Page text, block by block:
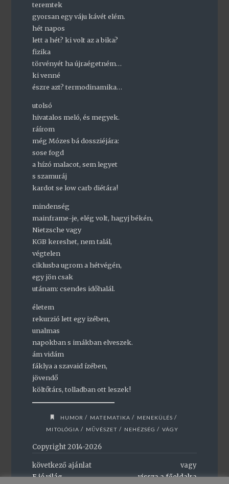
teremtek
gyorsan egy váju kávét elém.
hét napos
lett a hét? ki volt az a bika?
fizika
törvényét ha újraégetném…
ki venné
észre azt? termodinamika…
utolsó
hivatalos meló, és megyek.
ráírom
még Mózes bá dossziéjára:
sose fogd
a hízó malacot, sem legyet
s szamuráj
kardot se low carb diétára!
mindenség
mainframe-je, elég volt, hagyj békén,
Nietzsche vagy
KGB kereshet, nem talál,
végtelen
ciklusba ugrom a hétvégén,
egy jön csak
utánam: csendes időhalál.
életem
rekurzió lett egy izében,
unalmas
napokban s imákban elveszek.
ám vidám
fáklya a szavaid ízében,
jövendő
költőtárs, tolladban ott leszek!
HUMOR / MATEMATIKA / MENEKÜLÉS /
MITOLÓGIA / MŰVÉSZET / NEHÉZSÉG / VÁGY
Copyright 2014-2026
következő ajánlat
E jó világ
vagy
vissza a főoldalra